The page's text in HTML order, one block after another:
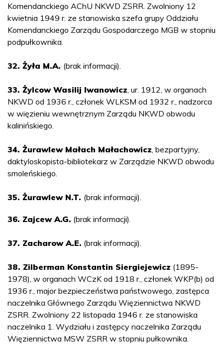
Komendanckiego AChU NKWD ZSRR. Zwolniony 12
kwietnia 1949 r. ze stanowiska szefa grupy Oddziału
Komendanckiego Zarządu Gospodarczego MGB w stopniu
podpułkownika.
32. Żyła M.A. (brak informacji).
33. Żylcow Wasilij Iwanowicz , ur. 1912, w organach
NKWD od 1936 r., członek WLKSM od 1932 r., nadzorca
w więzieniu wewnętrznym Zarządu NKWD obwodu
kalinińskiego.
34. Żurawlew Małach Małachowicz , bezpartyjny,
daktyloskopista-bibliotekarz w Zarządzie NKWD obwodu
smoleńskiego.
35. Żurawlew N.T. (brak informacji).
36. Zajcew A.G. (brak informacji).
37. Zacharow A.E. (brak informacji).
38. Zilberman Konstantin Siergiejewicz (1895-
1978), w organach WCzK od 1918 r., członek WKP(b) od
1936 r., major bezpieczeństwa państwowego, zastępca
naczelnika Głównego Zarządu Więziennictwa NKWD
ZSRR. Zwolniony 22 listopada 1946 r. ze stanowiska
naczelnika 1. Wydziału i zastępcy naczelnika Zarządu
Więziennictwa MSW ZSRR w stopniu pułkownika.